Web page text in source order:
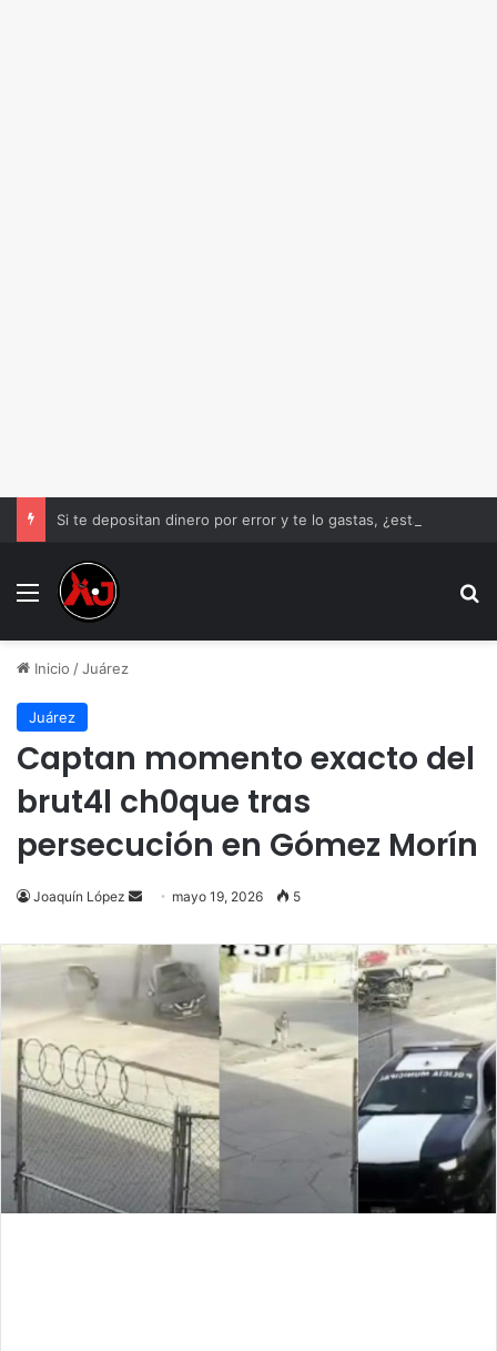
Menu
Inicio /Juárez
Juárez
Captan momento exacto del
brut4l ch0que tras
persecución en Gómez Morín
Joaquín López
Send
email
mayo 19, 2026 5